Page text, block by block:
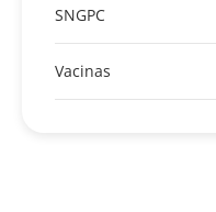
SNGPC
Vacinas